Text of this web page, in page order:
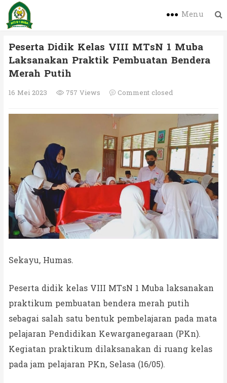
Menu
Peserta Didik Kelas VIII MTsN 1 Muba
Laksanakan Praktik Pembuatan Bendera
Merah Putih
16 Mei 2023 757 Views Comment closed
Sekayu, Humas.
Peserta didik kelas VIII MTsN 1 Muba laksanakan
praktikum pembuatan bendera merah putih
sebagai salah satu bentuk pembelajaran pada mata
pelajaran Pendidikan Kewarganegaraan (PKn).
Kegiatan praktikum dilaksanakan di ruang kelas
pada jam pelajaran PKn, Selasa (16/05).